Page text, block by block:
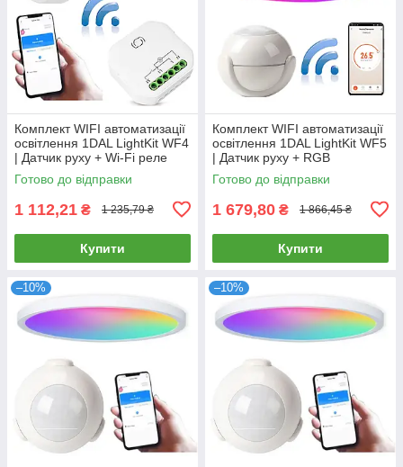
Комплект WIFI автоматизації
освітлення 1DAL LightKit WF4
| Датчик руху + Wi-Fi реле
освітлення | APP "Tuya"
Готово до відправки
1 112,21 ₴ 1 235,79 ₴
Купити
Комплект WIFI автоматизації
освітлення 1DAL LightKit WF5
| Датчик руху + RGB
світильник 24 W | APP "Tuya"
Готово до відправки
1 679,80 ₴ 1 866,45 ₴
Купити
–10% –10%